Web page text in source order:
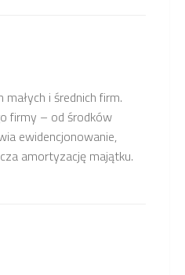
i średnich firm.
firmy – od środków
ewidencjonowanie,
amortyzację majątku.